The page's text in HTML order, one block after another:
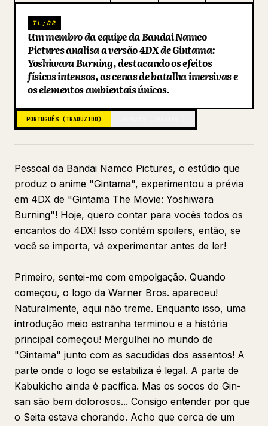
Blog
Atualizações
TL;DR
Um membro da equipe da Bandai Namco
Pictures analisa a versão 4DX de Gintama:
Yoshiwara Burning, destacando os efeitos
físicos intensos, as cenas de batalha imersivas e
os elementos ambientais únicos.
PORTUGUÊS (TRADUZIDO)
Pessoal da Bandai Namco Pictures, o estúdio que
produz o anime "Gintama", experimentou a prévia
em 4DX de "Gintama The Movie: Yoshiwara
Burning"! Hoje, quero contar para vocês todos os
encantos do 4DX! Isso contém spoilers, então, se
você se importa, vá experimentar antes de ler!
Primeiro, sentei-me com empolgação. Quando
começou, o logo da Warner Bros. apareceu!
Naturalmente, aqui não treme. Enquanto isso, uma
introdução meio estranha terminou e a história
principal começou! Mergulhei no mundo de
"Gintama" junto com as sacudidas dos assentos! A
parte onde o logo se estabiliza é legal. A parte de
Kabukicho ainda é pacífica. Mas os socos do Gin-
san são bem dolorosos... Consigo entender por que
o Seita estava chorando. Acho que cerca de um